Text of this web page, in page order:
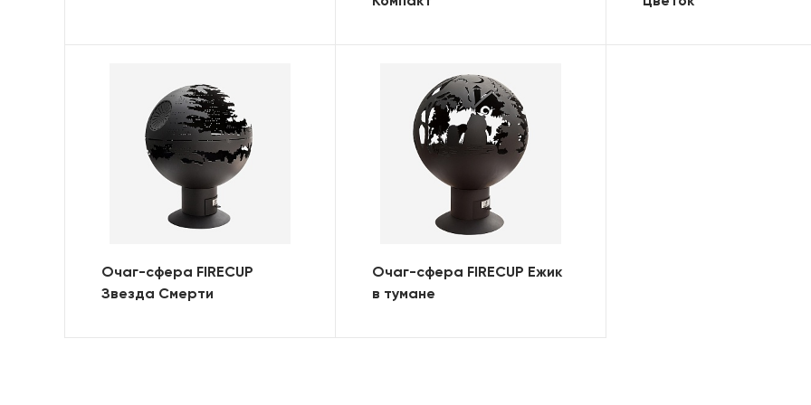
Очаг-сфера FIRECUP
Звезда Смерти
Очаг-сфера FIRECUP Ежик
в тумане